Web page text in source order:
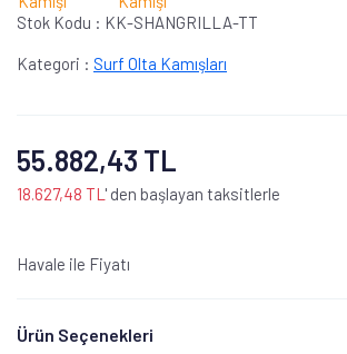
Stok Kodu : KK-SHANGRILLA-TT
Kategori : Surf Olta Kamışları
55.882,43 TL
18.627,48 TL ' den başlayan taksitlerle
Havale ile Fiyatı
Ürün Seçenekleri